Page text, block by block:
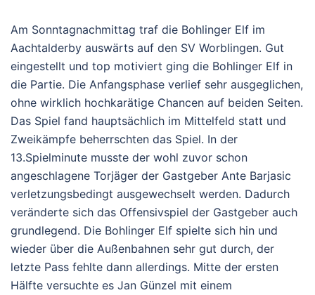
Am Sonntagnachmittag traf die Bohlinger Elf im
Aachtalderby auswärts auf den SV Worblingen. Gut
eingestellt und top motiviert ging die Bohlinger Elf in
die Partie. Die Anfangsphase verlief sehr ausgeglichen,
ohne wirklich hochkarätige Chancen auf beiden Seiten.
Das Spiel fand hauptsächlich im Mittelfeld statt und
Zweikämpfe beherrschten das Spiel. In der
13.Spielminute musste der wohl zuvor schon
angeschlagene Torjäger der Gastgeber Ante Barjasic
verletzungsbedingt ausgewechselt werden. Dadurch
veränderte sich das Offensivspiel der Gastgeber auch
grundlegend. Die Bohlinger Elf spielte sich hin und
wieder über die Außenbahnen sehr gut durch, der
letzte Pass fehlte dann allerdings. Mitte der ersten
Hälfte versuchte es Jan Günzel mit einem